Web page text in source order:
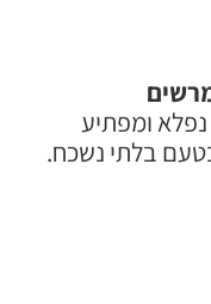
ומפתיע
בלתי נשכח.